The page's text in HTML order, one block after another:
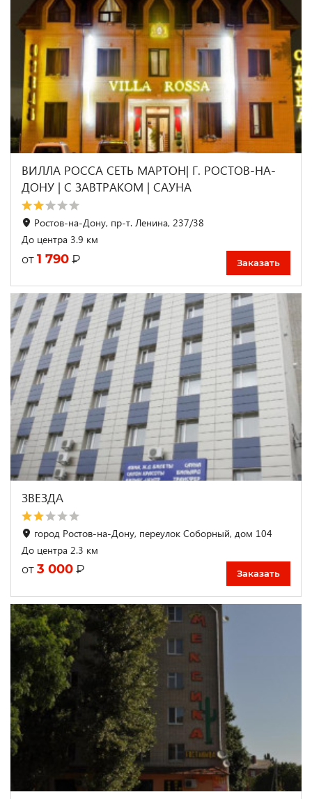
ВИЛЛА РОССА СЕТЬ МАРТОН| Г. РОСТОВ-НА-
ДОНУ | С ЗАВТРАКОМ | САУНА
Ростов-на-Дону, пр-т. Ленина, 237/38
До центра 3.9 км
от 1 790 ₽ Заказать
ЗВЕЗДА
город Ростов-на-Дону, переулок Соборный, дом 104
До центра 2.3 км
от 3 000 ₽ Заказать